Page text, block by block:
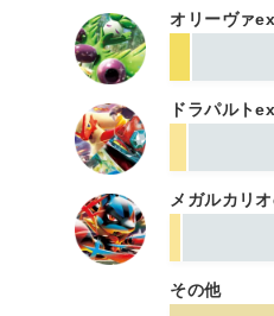
オリーヴァex
ドラパルト
メガルカリ
その他